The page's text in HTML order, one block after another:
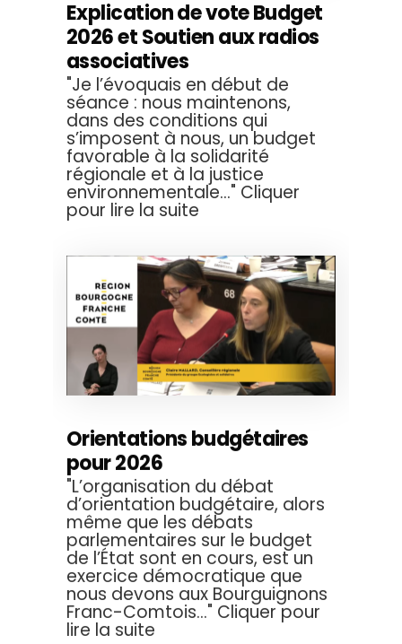
Explication de vote Budget
2026 et Soutien aux radios
associatives
"Je l’évoquais en début de
séance : nous maintenons,
dans des conditions qui
s’imposent à nous, un budget
favorable à la solidarité
régionale et à la justice
environnementale..." Cliquer
pour lire la suite
Orientations budgétaires
pour 2026
"L’organisation du débat
d’orientation budgétaire, alors
même que les débats
parlementaires sur le budget
de l’État sont en cours, est un
exercice démocratique que
nous devons aux Bourguignons
Franc-Comtois..." Cliquer pour
lire la suite